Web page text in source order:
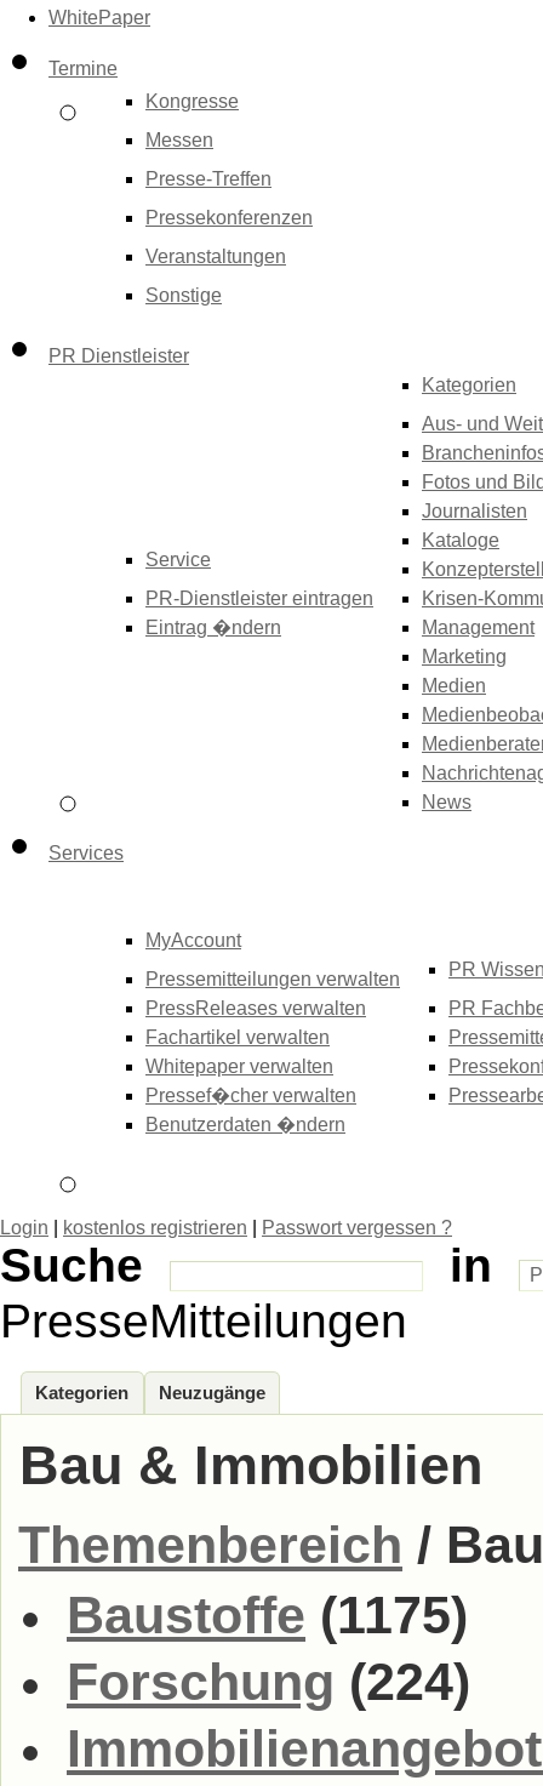
WhitePaper
Termine
Kongresse
Messen
Presse-Treffen
Pressekonferenzen
Veranstaltungen
Sonstige
PR Dienstleister
Service
PR-Dienstleister eintragen
Eintrag �ndern
Kategorien
Aus- und
Fotos und
Journalisten
Kataloge
Krisen-
Management
Marketing
Medien
News
Services
MyAccount
Pressemitteilungen verwalten
PressReleases verwalten
Fachartikel verwalten
Whitepaper verwalten
Pressef�cher verwalten
Benutzerdaten �ndern
PR
PR
Login kostenlos registrieren Passwort vergessen ?
Suche
in
PresseMitteilungen
Kategorien Neuzugänge
Bau & Immobilien
Themenbereich /
Baustoffe (1175)
Forschung (224)